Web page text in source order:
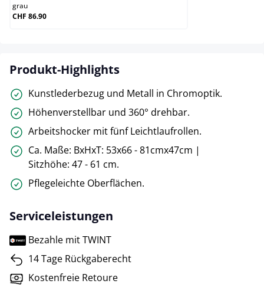
grau
CHF 86.90
Produkt-Highlights
Kunstlederbezug und Metall in Chromoptik.
Höhenverstellbar und 360° drehbar.
Arbeitshocker mit fünf Leichtlaufrollen.
Ca. Maße: BxHxT: 53x66 - 81cmx47cm |
Sitzhöhe: 47 - 61 cm.
Pflegeleichte Oberflächen.
Serviceleistungen
Bezahle mit TWINT
14 Tage Rückgaberecht
Kostenfreie Retoure